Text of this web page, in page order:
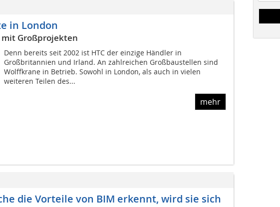
in London
Großprojekten
Denn bereits seit 2002 ist HTC der einzige Händler in
Großbritannien und Irland. An zahlreichen Großbaustellen sind
Wolffkrane in Betrieb. Sowohl in London, als auch in vielen
weiteren Teilen des...
mehr
die Vorteile von BIM erkennt, wird sie sich